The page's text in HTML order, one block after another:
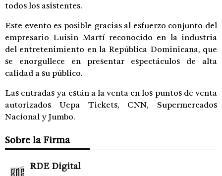
todos los asistentes.
Este evento es posible gracias al esfuerzo conjunto del
empresario Luisin Martí reconocido en la industria
del entretenimiento en la República Dominicana, que
se enorgullece en presentar espectáculos de alta
calidad a su público.
Las entradas ya están a la venta en los puntos de venta
autorizados Uepa Tickets, CNN, Supermercados
Nacional y Jumbo.
Sobre la Firma
RDE Digital